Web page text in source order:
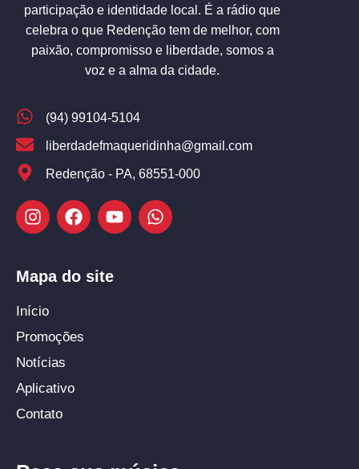
participação e identidade local. É a rádio que
celebra o que Redenção tem de melhor, com
paixão, compromisso e liberdade, somos a
voz e a alma da cidade.
(94) 99104-5104
liberdadefmaqueridinha@gmail.com
Redenção - PA, 68551-000
Mapa do site
Início
Promoções
Notícias
Aplicativo
Contato